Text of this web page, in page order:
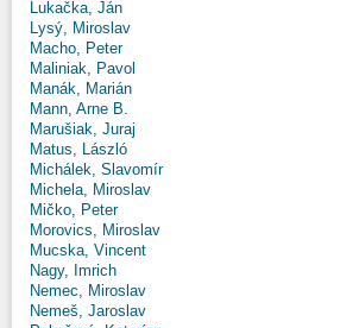
Lukačka, Ján
Lysý, Miroslav
Macho, Peter
Maliniak, Pavol
Manák, Marián
Mann, Arne B.
Marušiak, Juraj
Matus, László
Michálek, Slavomír
Michela, Miroslav
Mičko, Peter
Morovics, Miroslav
Mucska, Vincent
Nagy, Imrich
Nemec, Miroslav
Nemeš, Jaroslav